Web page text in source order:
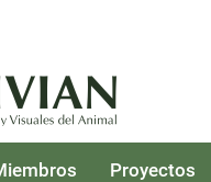
Proyectos